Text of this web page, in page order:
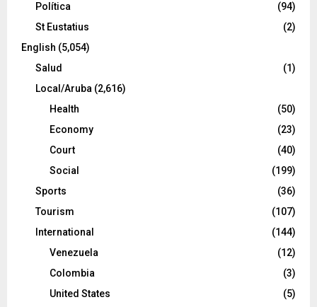
Política
(94)
St Eustatius
(2)
English (5,054)
Salud
(1)
Local/Aruba (2,616)
Health
(50)
Economy
(23)
Court
(40)
Social
(199)
Sports
(36)
Tourism
(107)
International
(144)
Venezuela
(12)
Colombia
(3)
United States
(5)